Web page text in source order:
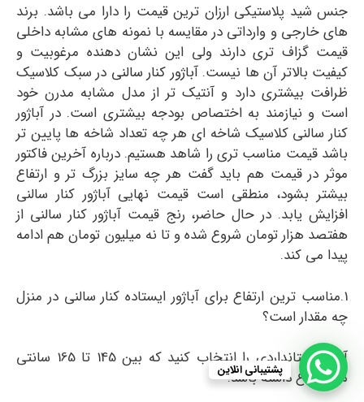
جنس شید پلاستیکی ارزان ترین قیمت را دارا می باشد. برند
های خارجی و وارداتی در مقایسه با نمونه های مشابه داخلی
قیمت گزاف تری دارند ولی این نشان دهنده مرغوبیت و
کیفیت بالاتر آن ها نیست.آباژور کنار سالنی در سبک کلاسیک
ظرافت بیشتری دارد و آنتیک تر از مدل مشابه مدرن خود
است و نیازمند به اختصاص بودجه بیشتری است. در آباژور
کنار سالنی کلاسیک شاخه ای هر چه تعداد شاخه ها پایین تر
باشد قیمت مناسب تری را شاهد هستیم. درباره آخرین فاکتور
موثر در قیمت هم باید گفت هر چه سایز بزرگ تر و ارتفاع
بیشتر بشود، منطقی است قیمت نهایی آباژور کنار سالنی
افزایش یابد. در حال حاضر، رنج قیمت آباژور کنار سالنی از
هفتصد هزار تومان شروع شده و تا نه میلیون تومان هم ادامه
پیدا می کند.
1.مناسب ترین ارتفاع برای آباژور ایستاده کنار سالنی در منزل
چه مقدار است؟
آباژور استانداردی را انتخاب کنید که بین 145 تا 165 سانتی
متر ارتفاع داشته باشد.
پشتیبانی انلاین